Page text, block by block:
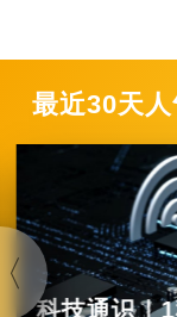
最近30天
科技通识｜